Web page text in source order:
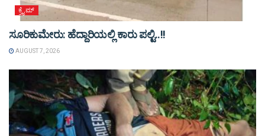
ಕ್ರೈಮ್
ಸೂರಿಕುಮೇರು: ಹೆದ್ದಾರಿಯಲ್ಲಿ ಕಾರು ಪಲ್ಟಿ..!!
AUGUST 7, 2026